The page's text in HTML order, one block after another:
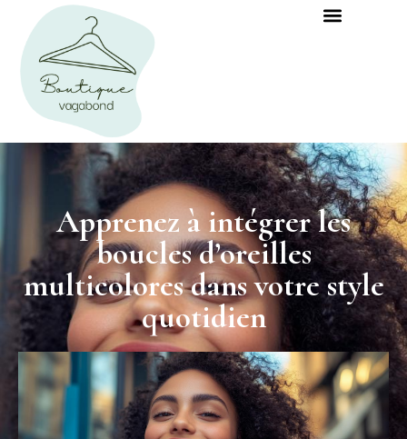
Apprenez à intégrer les
boucles d’oreilles
multicolores dans votre style
quotidien